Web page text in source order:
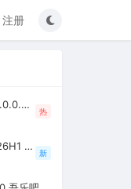
注册
SEO网站自动发布外链工具 4.0.0.0 吾乐吧优化版（智能代理狂刷外链）
热
VMware Workstation PRO 26H1 中文精简安装注册版 / 完整版（最好用的虚拟机软件）
新